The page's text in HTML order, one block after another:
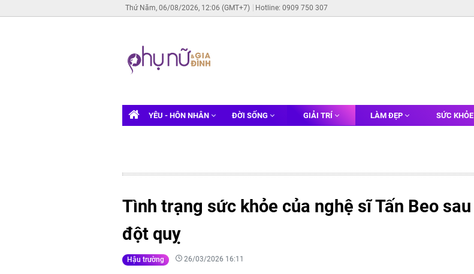
Thứ Năm, 06/08/2026, 12:06 (GMT+7) Hotline: 0909 750 307
YÊU - HÔN NHÂN ĐỜI SỐNG GIẢI TRÍ LÀM ĐẸP SỨC KHỎE
Tình trạng sức khỏe của nghệ sĩ Tấn Beo sau
đột quỵ
Hậu trường 26/03/2026 16:11